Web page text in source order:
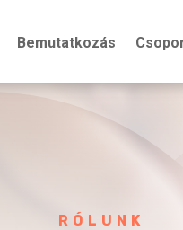
Bemutatkozás
RÓLUNK